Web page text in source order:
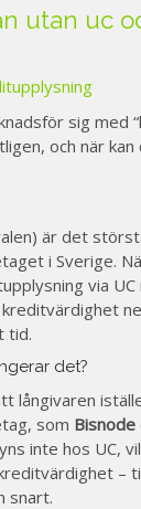
utan uc
sig med
och när
är det
i Sverige.
via
kreditvärdighet
tid.
det?
långivaren
som Bisnode
inte hos UC,
–
snart.